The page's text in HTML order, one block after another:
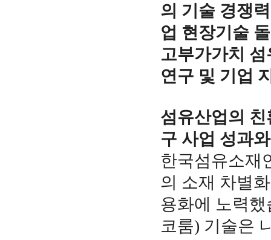
의 기술 경쟁
업 현장기술
고부가가치
연구 및 기업
섬유산업의
구 사업 성과
한국섬유소재
의 소재 차별
용화에 노력
코룸) 기술은